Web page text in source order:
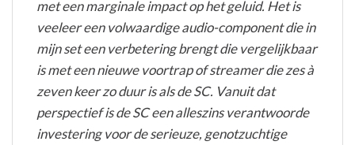
met een marginale impact op het geluid. Het is
veeleer een volwaardige audio-component die in
mijn set een verbetering brengt die vergelijkbaar
is met een nieuwe voortrap of streamer die zes à
zeven keer zo duur is als de SC. Vanuit dat
perspectief is de SC een alleszins verantwoorde
investering voor de serieuze, genotzuchtige